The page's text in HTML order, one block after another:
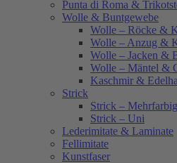
Punta di Roma &
Wolle & Buntgewebe
Wolle – Röcke &
Wolle – Anzug &
Wolle – Jacken &
Wolle – Mäntel &
Kaschmir &
Strick
Strick – Mehrfarbig
Strick – Uni
Lederimitate & Laminate
Fellimitate
Kunstfaser